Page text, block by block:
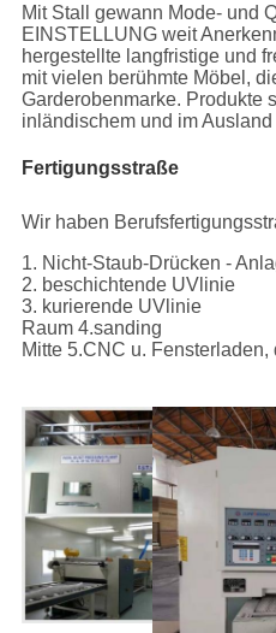
Mit Stall gewann Mode- und
EINSTELLUNG weit
hergestellte langfristige und
mit vielen berühmte Möbel,
Garderobenmarke. Produkte
inländischem und im Ausland
Fertigungsstraße
Wir haben
1. Nicht-Staub-Drücken -
2. beschichtende UVlinie
3. kurierende UVlinie
Raum 4.sanding
Mitte 5.CNC u.